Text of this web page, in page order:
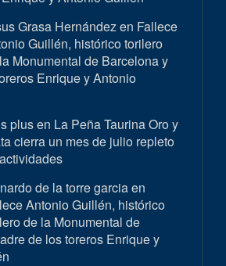
Grasa Hernández en Fallece
Guillén, histórico torilero
Monumental de Barcelona y
Enrique y Antonio
plus en La Peña Taurina Oro y
cierra un mes de julio repleto
de la torre garcia en
Antonio Guillén, histórico
de la Monumental de
de los toreros Enrique y